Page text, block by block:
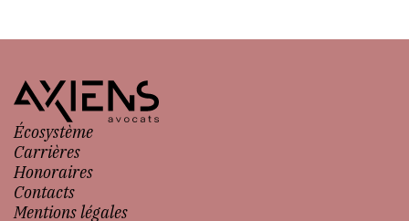
Écosystème
Carrières
Honoraires
Contacts
Mentions légales